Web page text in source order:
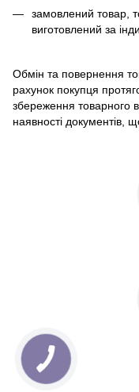
замовлений товар,
виготовлений за
Обмін та повернення
рахунок покупця
збереження товарного
наявності документів,